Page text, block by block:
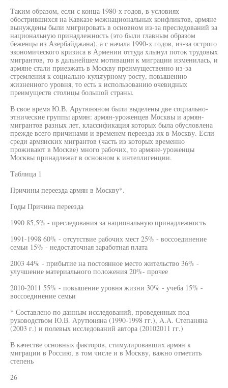
Таким образом, если с конца 1980-х годов, в условиях
обострившихся на Кавказе межнациональных конфликтов, армяне
вынуждены были мигрировать в основном из-за преследований за
национальную принадлежность (это были главным образом
беженцы из Азербайджана), а с начала 1990-х годов, из-за острого
экономического кризиса в Армении оттуда хлынул поток трудовых
мигрантов, то в дальнейшем мотивация к миграции изменилась, и
армяне стали приезжать в Москву преимущественно из-за
стремления к социально-культурному росту, повышению
жизненного уровня, то есть к использованию очевидных
преимуществ столицы большой страны.
В свое время Ю.В. Арутюняном были выделены две социально-
этнические группы армян: армян-уроженцев Москвы и армян-
мигрантов разных лет, классификация которых была обусловлена
прежде всего причинами и временем переезда их в Москву. Если
среди армянских мигрантов (часть из которых временно
проживают в Москве) много рабочих, то армяне-уроженцы
Москвы принадлежат в основном к интеллигенции.
Таблица 1
Причины переезда армян в Москву*.
Годы Причина переезда
1990 85,5% - преследования за национальную принадлежность
1991-1998 60% - отсутствие рабочих мест 25% - воссоединение
семьи 15% - недостаточная заработная плата
2003 44% - прибытие на постоянное место жительство 36% -
улучшение материального положения 20%- прочее
2010-2011 55% - повышение уровня жизни 30% - учеба 15% -
воссоединение семьи
* Составлено по данным исследований, проведенных под
руководством Ю.В. Арутюняна (1990-1998 гг.), A.A. Степаняна
(2003 г.) и полевых исследований автора (20102011 гг.)
В качестве основных факторов, стимулировавших армян к
миграции в Россию, в том числе и в Москву, важно отметить
степень
26